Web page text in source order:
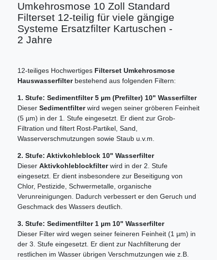
Umkehrosmose 10 Zoll Standard
Filterset 12-teilig für viele gängige
Systeme Ersatzfilter Kartuschen -
2 Jahre
12-teiliges Hochwertiges Filterset Umkehrosmose
Hauswasserfilter bestehend aus folgenden Filtern:
1. Stufe: Sedimentfilter 5 µm (Prefilter) 10" Wasserfilter
Dieser Sedimentfilterwird wegen seiner gröberen Feinheit
(5 µm) in der 1. Stufe eingesetzt. Er dient zur Grob-
Filtration und filtert Rost-Partikel, Sand,
Wasserverschmutzungen sowie Staub u.v.m.
2. Stufe: Aktivkohleblock 10" Wasserfilter
Dieser Aktivkohleblockfilterwird in der 2. Stufe
eingesetzt. Er dient insbesondere zur Beseitigung von
Chlor, Pestizide, Schwermetalle, organische
Verunreinigungen. Dadurch verbessert er den Geruch und
Geschmack des Wassers deutlich.
3. Stufe: Sedimentfilter 1 µm 10" Wasserfilter
Dieser Filter wird wegen seiner feineren Feinheit (1 µm) in
der 3. Stufe eingesetzt. Er dient zur Nachfilterung der
restlichen im Wasser übrigen Verschmutzungen wie z.B.